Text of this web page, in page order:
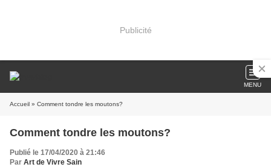
Publicité
MENU
Accueil » Comment tondre les moutons?
Comment tondre les moutons?
Publié le 17/04/2020 à 21:46
Par Art de Vivre Sain